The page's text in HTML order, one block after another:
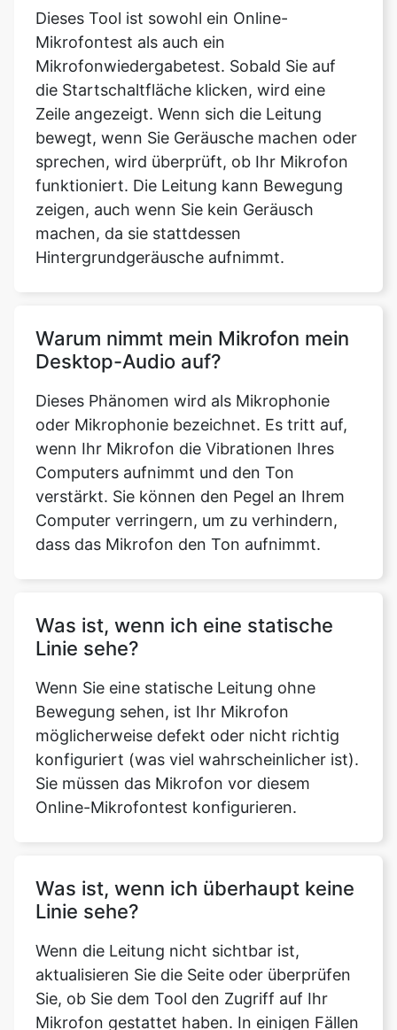
Dieses Tool ist sowohl ein Online-
Mikrofontest als auch ein
Mikrofonwiedergabetest. Sobald Sie auf
die Startschaltfläche klicken, wird eine
Zeile angezeigt. Wenn sich die Leitung
bewegt, wenn Sie Geräusche machen oder
sprechen, wird überprüft, ob Ihr Mikrofon
funktioniert. Die Leitung kann Bewegung
zeigen, auch wenn Sie kein Geräusch
machen, da sie stattdessen
Hintergrundgeräusche aufnimmt.
Warum nimmt mein Mikrofon mein
Desktop-Audio auf?
Dieses Phänomen wird als Mikrophonie
oder Mikrophonie bezeichnet. Es tritt auf,
wenn Ihr Mikrofon die Vibrationen Ihres
Computers aufnimmt und den Ton
verstärkt. Sie können den Pegel an Ihrem
Computer verringern, um zu verhindern,
dass das Mikrofon den Ton aufnimmt.
Was ist, wenn ich eine statische
Linie sehe?
Wenn Sie eine statische Leitung ohne
Bewegung sehen, ist Ihr Mikrofon
möglicherweise defekt oder nicht richtig
konfiguriert (was viel wahrscheinlicher ist).
Sie müssen das Mikrofon vor diesem
Online-Mikrofontest konfigurieren.
Was ist, wenn ich überhaupt keine
Linie sehe?
Wenn die Leitung nicht sichtbar ist,
aktualisieren Sie die Seite oder überprüfen
Sie, ob Sie dem Tool den Zugriff auf Ihr
Mikrofon gestattet haben. In einigen Fällen